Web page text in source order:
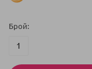
Брой